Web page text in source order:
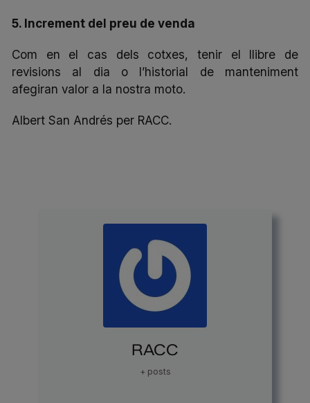
5. Increment del preu de venda
Com en el cas dels cotxes, tenir el llibre de
revisions al dia o l’historial de manteniment
afegiran valor a la nostra moto.
Albert San Andrés per RACC.
RACC
+ posts